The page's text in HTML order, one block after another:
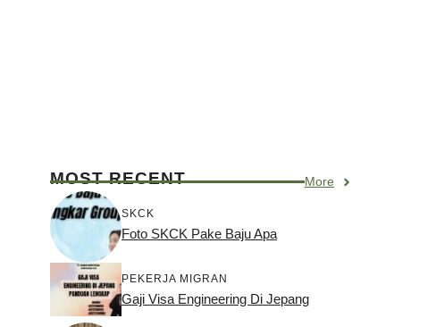
MOST RECENT More
SKCK
Foto SKCK Pake Baju Apa
PEKERJA MIGRAN
Gaji Visa Engineering Di Jepang